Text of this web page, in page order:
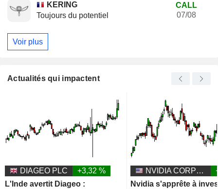
KERING
Toujours du potentiel
CALL
07/08
Voir plus
Actualités qui impactent
DIAGEO PLC
+3,32 %
L'Inde avertit Diageo :
NVIDIA CORPORATION
Nvidia s'apprête à